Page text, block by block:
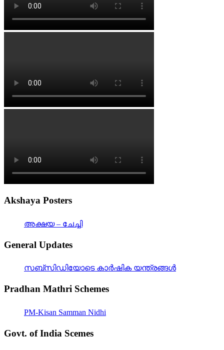
Akshaya Posters
അക്ഷയ – ചേച്ചി
General Updates
സബ്സിഡിയോടെ കാർഷിക യന്ത്രങ്ങൾ
Pradhan Mathri Schemes
PM-Kisan Samman Nidhi
Govt. of India Scemes